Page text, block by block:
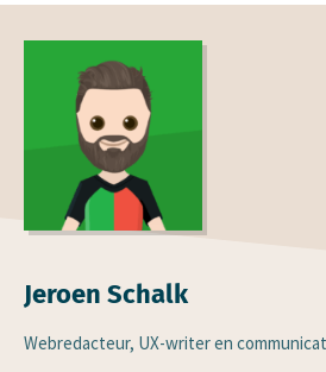
Jeroen Schalk
Webredacteur, UX-writer en